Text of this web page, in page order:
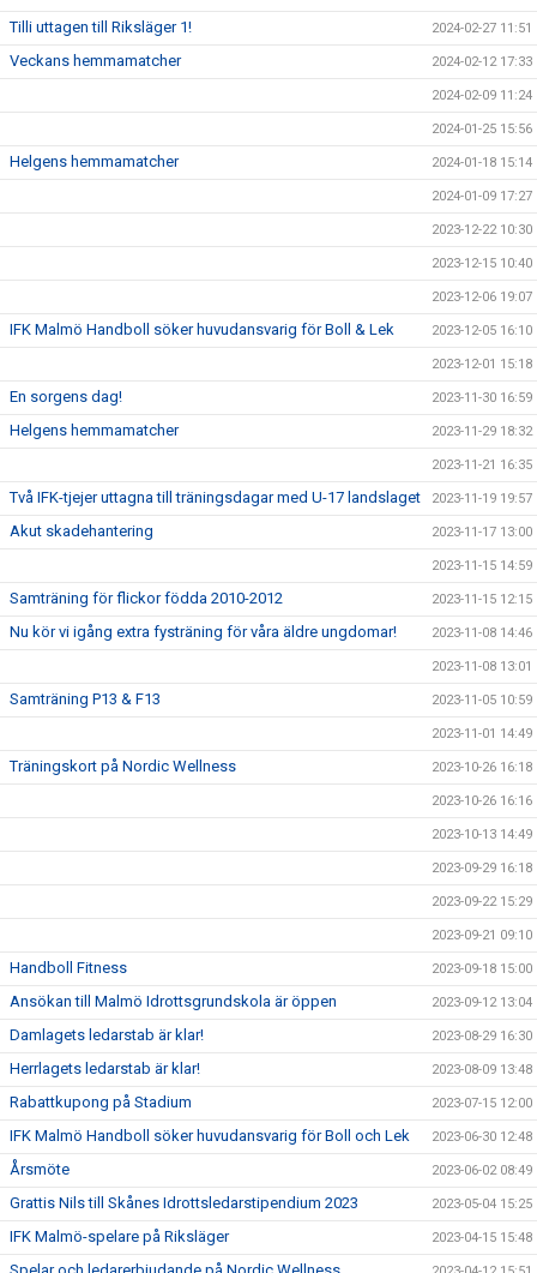
Tilli uttagen till Riksläger 1! 2024-02-27 11:51
Veckans hemmamatcher 2024-02-12 17:33
2024-02-09 11:24
2024-01-25 15:56
Helgens hemmamatcher 2024-01-18 15:14
2024-01-09 17:27
2023-12-22 10:30
2023-12-15 10:40
2023-12-06 19:07
IFK Malmö Handboll söker huvudansvarig för Boll & Lek 2023-12-05 16:10
2023-12-01 15:18
En sorgens dag! 2023-11-30 16:59
Helgens hemmamatcher 2023-11-29 18:32
2023-11-21 16:35
Två IFK-tjejer uttagna till träningsdagar med U-17 landslaget 2023-11-19 19:57
Akut skadehantering 2023-11-17 13:00
2023-11-15 14:59
Samträning för flickor födda 2010-2012 2023-11-15 12:15
Nu kör vi igång extra fysträning för våra äldre ungdomar! 2023-11-08 14:46
2023-11-08 13:01
Samträning P13 & F13 2023-11-05 10:59
2023-11-01 14:49
Träningskort på Nordic Wellness 2023-10-26 16:18
2023-10-26 16:16
2023-10-13 14:49
2023-09-29 16:18
2023-09-22 15:29
2023-09-21 09:10
Handboll Fitness 2023-09-18 15:00
Ansökan till Malmö Idrottsgrundskola är öppen 2023-09-12 13:04
Damlagets ledarstab är klar! 2023-08-29 16:30
Herrlagets ledarstab är klar! 2023-08-09 13:48
Rabattkupong på Stadium 2023-07-15 12:00
IFK Malmö Handboll söker huvudansvarig för Boll och Lek 2023-06-30 12:48
Årsmöte 2023-06-02 08:49
Grattis Nils till Skånes Idrottsledarstipendium 2023 2023-05-04 15:25
IFK Malmö-spelare på Riksläger 2023-04-15 15:48